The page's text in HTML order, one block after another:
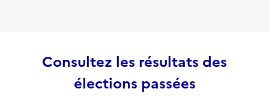
Consultez les résultats des
élections passées